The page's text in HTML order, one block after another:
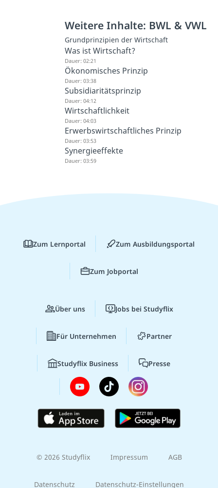
Weitere Inhalte: BWL & VWL
Grundprinzipien der Wirtschaft
Was ist Wirtschaft?
Dauer: 02:21
Ökonomisches Prinzip
Dauer: 03:38
Subsidiaritätsprinzip
Dauer: 04:12
Wirtschaftlichkeit
Dauer: 04:03
Erwerbswirtschaftliches Prinzip
Dauer: 03:53
Synergieeffekte
Dauer: 03:59
Zum Lernportal Zum Ausbildungsportal
Zum Jobportal
Über uns Jobs bei Studyflix
Für Unternehmen Partner
Studyflix Business Presse
© 2026 Studyflix Impressum AGB
Datenschutz Datenschutz-Einstellungen